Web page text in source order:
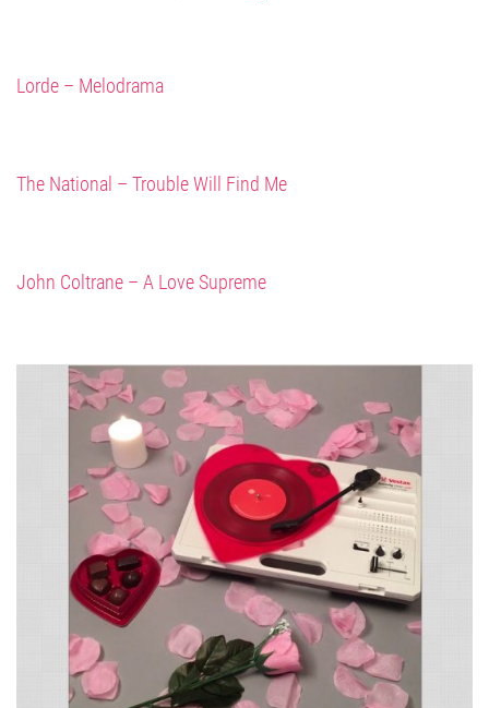
Lorde – Melodrama
The National – Trouble Will Find Me
John Coltrane – A Love Supreme